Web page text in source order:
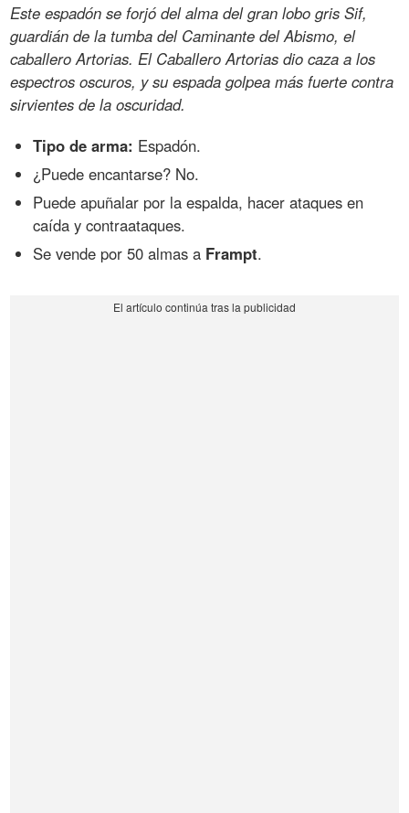
Este espadón se forjó del alma del gran lobo gris Sif,
guardián de la tumba del Caminante del Abismo, el
caballero Artorias. El Caballero Artorias dio caza a los
espectros oscuros, y su espada golpea más fuerte contra
sirvientes de la oscuridad.
Tipo de arma: Espadón.
¿Puede encantarse? No.
Puede apuñalar por la espalda, hacer ataques en
caída y contraataques.
Se vende por 50 almas a Frampt.